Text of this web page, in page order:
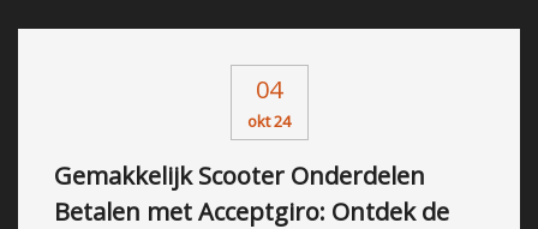
04
okt 24
Gemakkelijk Scooter Onderdelen
Betalen met Acceptgiro: Ontdek de